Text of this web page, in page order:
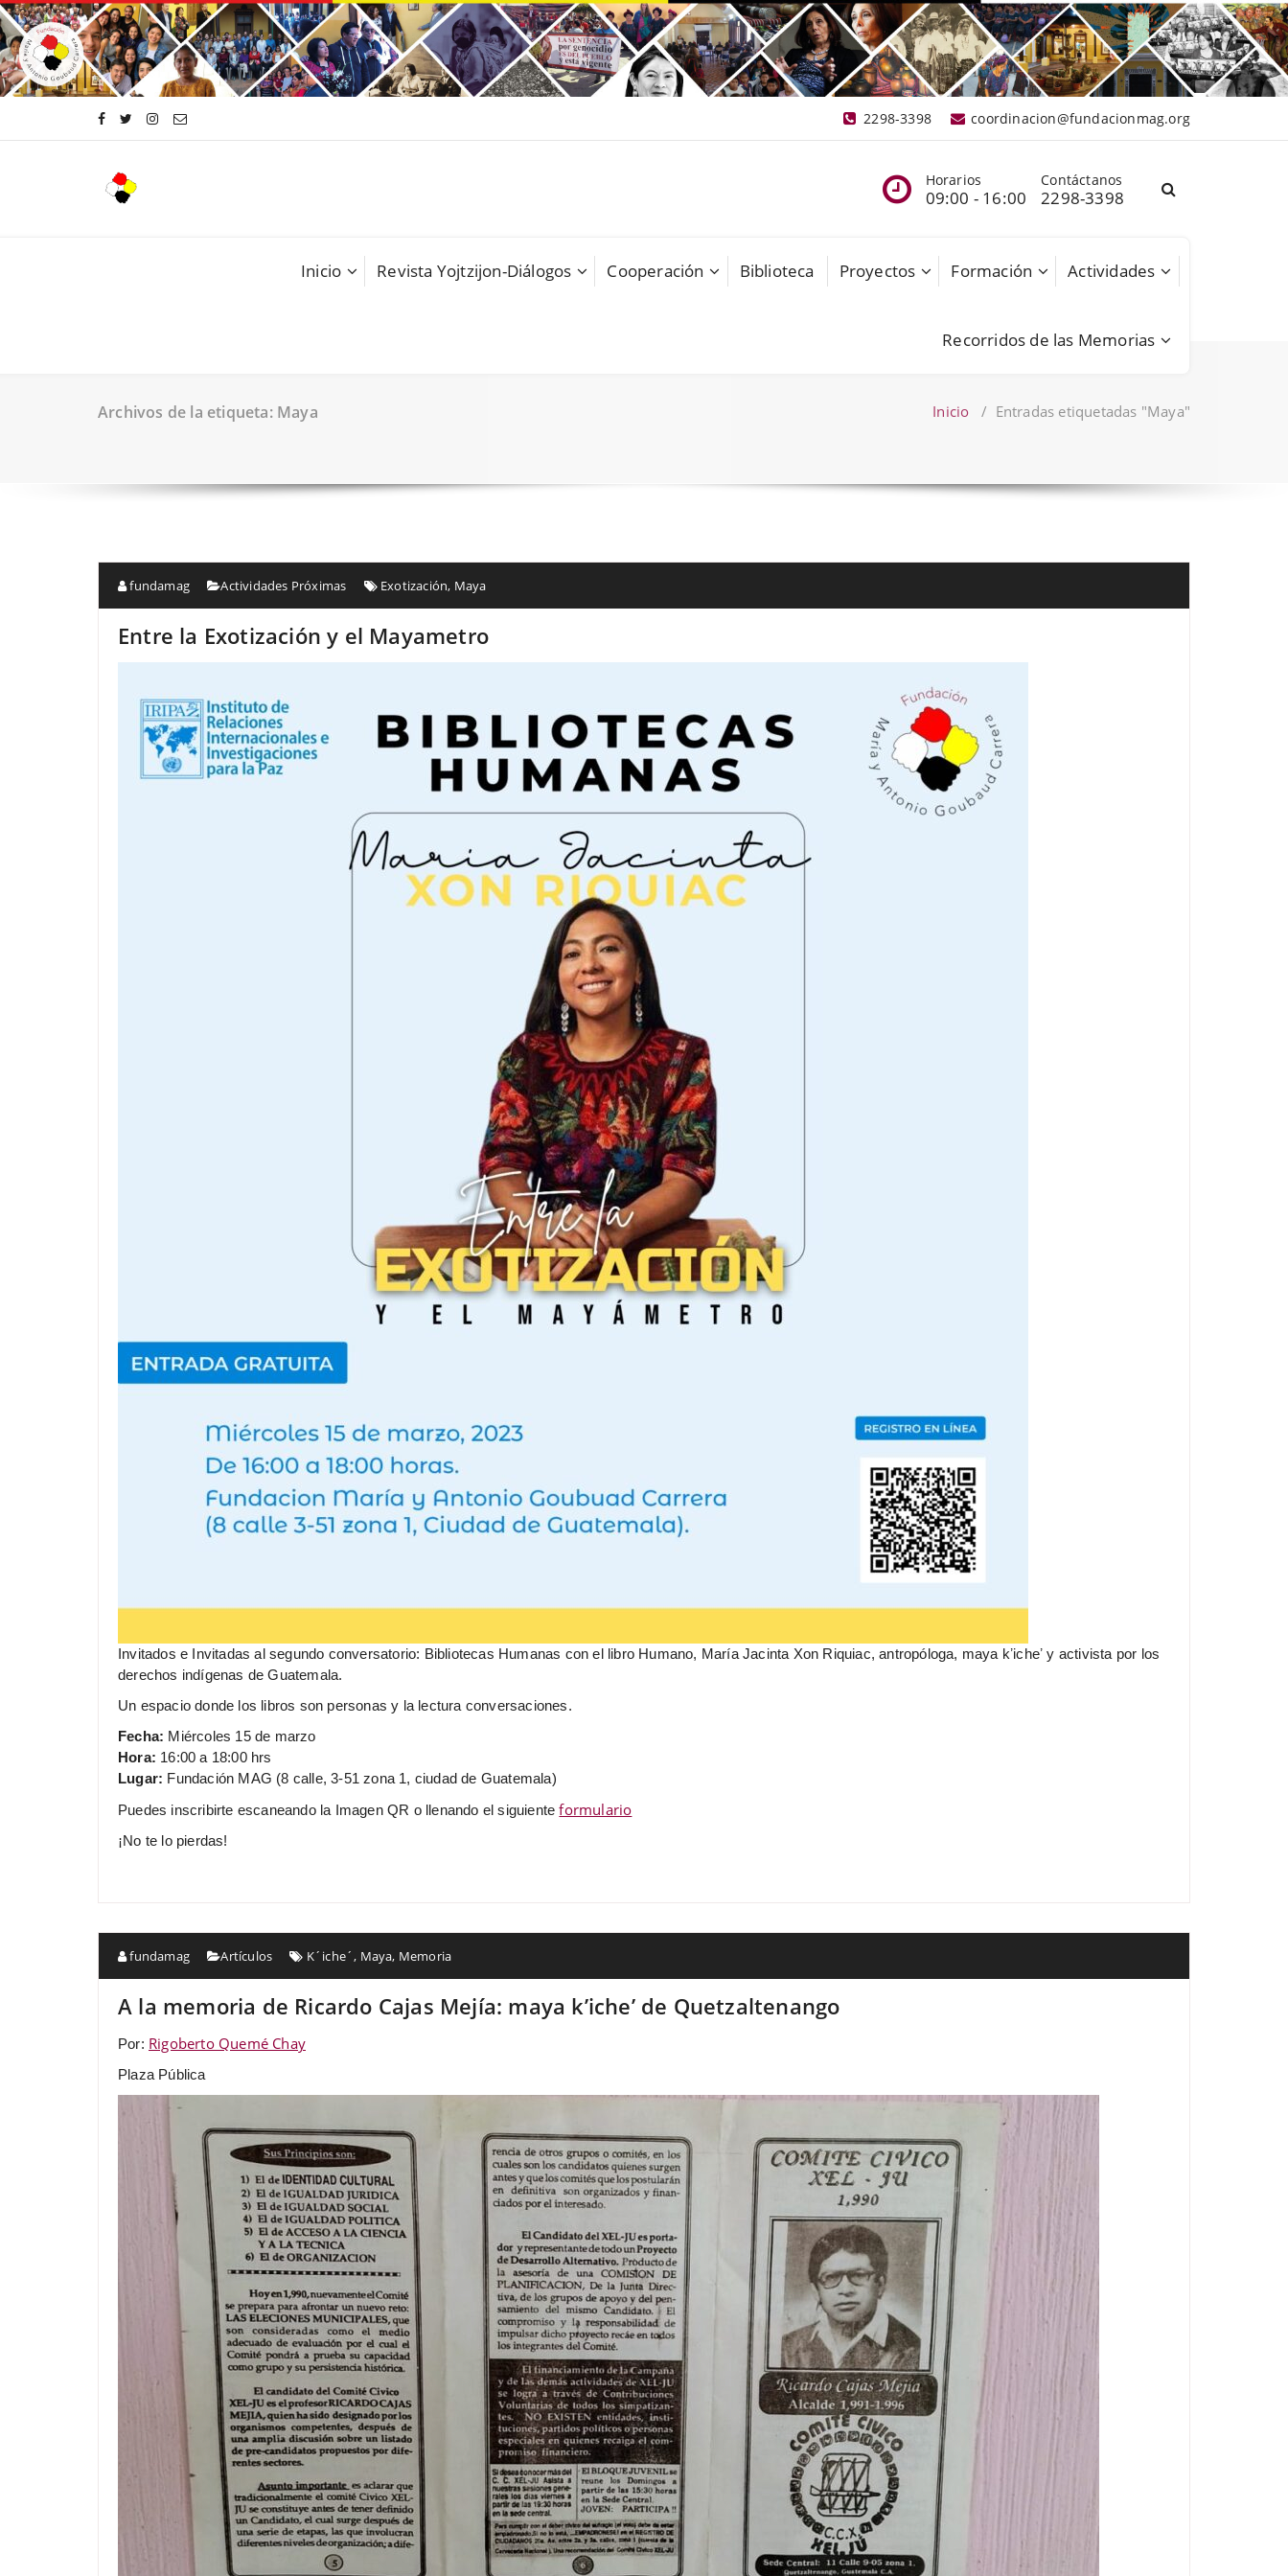
Saltar
al
contenido
coordinacion@fundacionmag.org
2298-3398
Horarios
09:00 - 16:00
Contáctanos
2298-3398
Inicio Revista Yojtzijon-Diálogos Cooperación Biblioteca Proyectos Formación Actividades
Recorridos de las Memorias
Archivos de la etiqueta: Maya Inicio / Entradas etiquetadas "Maya"
fundamag Actividades Próximas Exotización, Maya
Entre la Exotización y el Mayametro
Invitados e Invitadas al segundo conversatorio: Bibliotecas Humanas con el libro Humano, María Jacinta Xon Riquiac, antropóloga, maya kʼicheʼ y activista por los
derechos indígenas de Guatemala.
Un espacio donde los libros son personas y la lectura conversaciones.
Fecha: Miércoles 15 de marzo
Hora: 16:00 a 18:00 hrs
Lugar: Fundación MAG (8 calle, 3-51 zona 1, ciudad de Guatemala)
Puedes inscribirte escaneando la Imagen QR o llenando el siguienteformulario
¡No te lo pierdas!
fundamag Artículos K´iche´, Maya, Memoria
A la memoria de Ricardo Cajas Mejía: maya k’iche’ de Quetzaltenango
Por: Rigoberto Quemé Chay
Plaza Pública